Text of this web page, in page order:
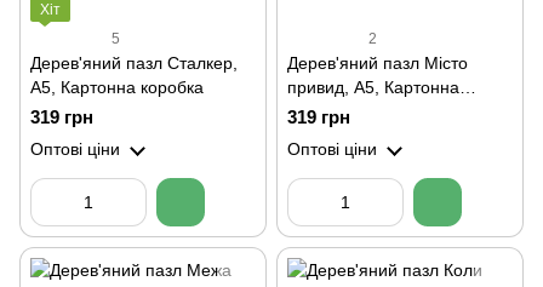
Хіт
5
Дерев'яний пазл Сталкер,
А5, Картонна коробка
319 грн
Оптові ціни
2
Дерев'яний пазл Місто
привид, А5, Картонна
коробка
319 грн
Оптові ціни